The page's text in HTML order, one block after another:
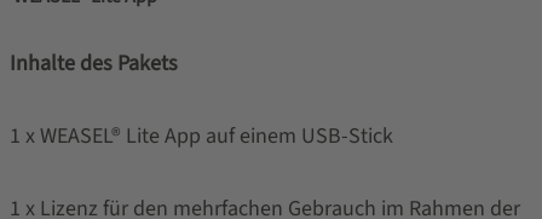
Inhalte des Pakets
1 x WEASEL® Lite App auf einem USB-Stick
1 x Lizenz für den mehrfachen Gebrauch im Rahmen der